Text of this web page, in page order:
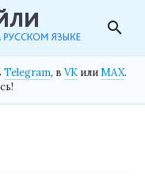
search
Telegram, в VK илиMAX.